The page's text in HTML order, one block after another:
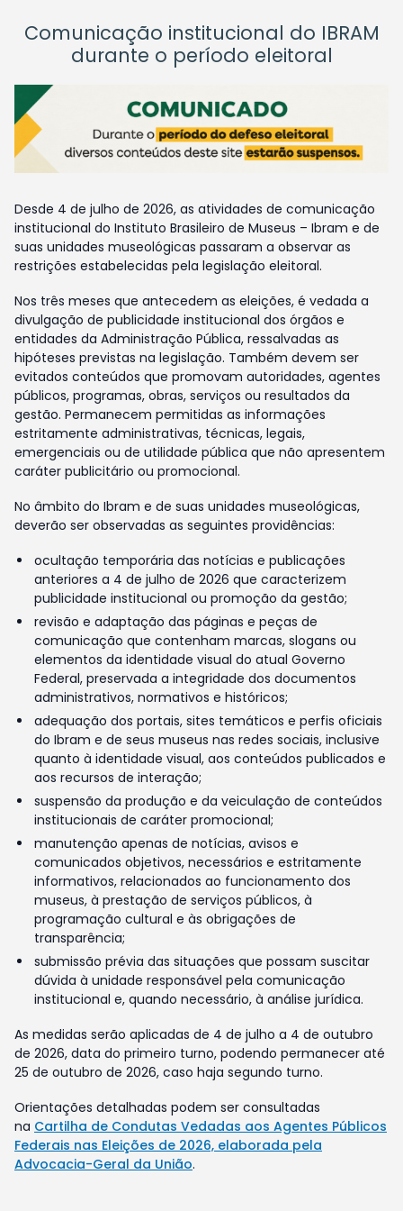
Comunicação institucional do IBRAM
durante o período eleitoral
Desde 4 de julho de 2026, as atividades de comunicação
institucional do Instituto Brasileiro de Museus – Ibram e de
suas unidades museológicas passaram a observar as
restrições estabelecidas pela legislação eleitoral.
Nos três meses que antecedem as eleições, é vedada a
divulgação de publicidade institucional dos órgãos e
entidades da Administração Pública, ressalvadas as
hipóteses previstas na legislação. Também devem ser
evitados conteúdos que promovam autoridades, agentes
públicos, programas, obras, serviços ou resultados da
gestão. Permanecem permitidas as informações
estritamente administrativas, técnicas, legais,
emergenciais ou de utilidade pública que não apresentem
caráter publicitário ou promocional.
No âmbito do Ibram e de suas unidades museológicas,
deverão ser observadas as seguintes providências:
ocultação temporária das notícias e publicações
anteriores a 4 de julho de 2026 que caracterizem
publicidade institucional ou promoção da gestão;
revisão e adaptação das páginas e peças de
comunicação que contenham marcas, slogans ou
elementos da identidade visual do atual Governo
Federal, preservada a integridade dos documentos
administrativos, normativos e históricos;
adequação dos portais, sites temáticos e perfis oficiais
do Ibram e de seus museus nas redes sociais, inclusive
quanto à identidade visual, aos conteúdos publicados e
aos recursos de interação;
suspensão da produção e da veiculação de conteúdos
institucionais de caráter promocional;
manutenção apenas de notícias, avisos e
comunicados objetivos, necessários e estritamente
informativos, relacionados ao funcionamento dos
museus, à prestação de serviços públicos, à
programação cultural e às obrigações de
transparência;
submissão prévia das situações que possam suscitar
dúvida à unidade responsável pela comunicação
institucional e, quando necessário, à análise jurídica.
As medidas serão aplicadas de 4 de julho a 4 de outubro
de 2026, data do primeiro turno, podendo permanecer até
25 de outubro de 2026, caso haja segundo turno.
Orientações detalhadas podem ser consultadas
na Cartilha de Condutas Vedadas aos Agentes Públicos
Federais nas Eleições de 2026, elaborada pela
Advocacia-Geral da União.